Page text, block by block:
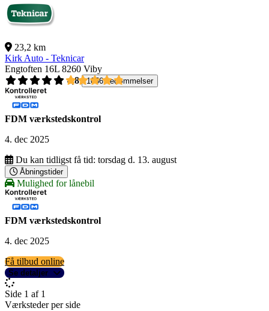
23,2 km
Kirk Auto - Teknicar
Engtoften 16L 8260 Viby
4,8
1056 bedømmelser
FDM værkstedskontrol
4. dec 2025
Du kan tidligst få tid: torsdag d. 13. august
Åbningstider
Mulighed for lånebil
FDM værkstedskontrol
4. dec 2025
Få tilbud online
Se detaljer
Side 1 af 1
Værksteder per side